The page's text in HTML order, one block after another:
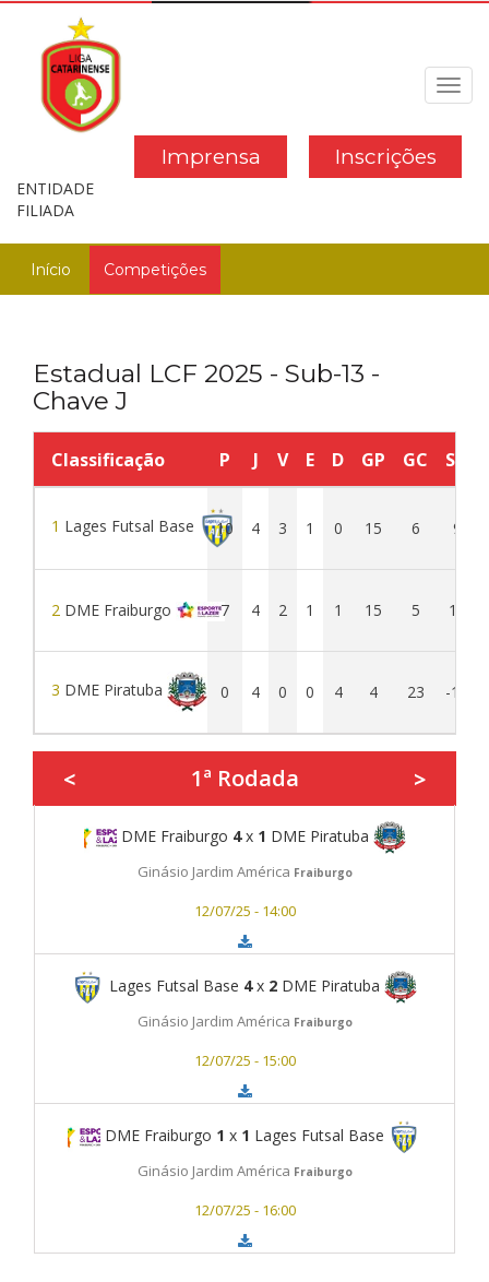
Inscrições
Imprensa
ENTIDADE
FILIADA
Início Competições
Estadual LCF 2025 - Sub-13 -
Chave J
Classificação P J V E D GP GC SG
1 Lages Futsal Base 10 4 3 1 0 15 6 9
2 DME Fraiburgo 7 4 2 1 1 15 5 10
3 DME Piratuba 0 4 0 0 4 4 23 -19
< 1ª Rodada >
DME Fraiburgo 4x 1 DME Piratuba
Ginásio Jardim América Fraiburgo
12/07/25 - 14:00
Lages Futsal Base 4x 2 DME Piratuba
Ginásio Jardim América Fraiburgo
12/07/25 - 15:00
DME Fraiburgo 1 x 1 Lages Futsal Base
Ginásio Jardim América Fraiburgo
12/07/25 - 16:00